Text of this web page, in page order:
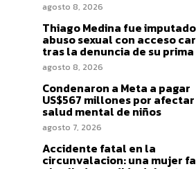
agosto 8, 2026
Thiago Medina fue
abuso sexual con acceso
tras la denuncia de su prima
agosto 8, 2026
Condenaron a Meta a pagar
US$567 millones por
salud mental de niños
agosto 7, 2026
Accidente fatal en la
circunvalacion: una mujer